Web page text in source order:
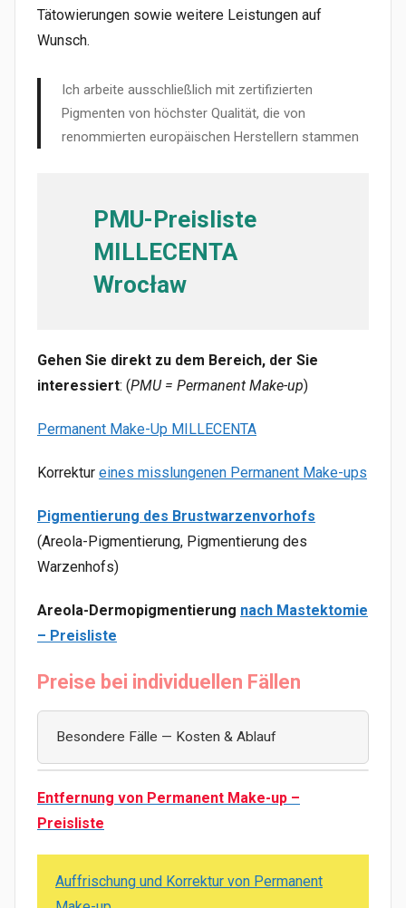
Empfehlungen. Die Ausarbeitung erfolgt in der
Regel am Folgetag.
Die schriftliche Stellungnahme kann Sie bei
weiteren medizinischen oder ästhetischen
Beratungen unterstützen, die Planung
mögliche Entfernung von Permanent Make-up
oder Korrekturen zu treffen.
Tätowierungen sowie weitere Leistungen auf
Wunsch.
Ich arbeite ausschließlich mit zertifizierten
Pigmenten von höchster Qualität, die von
renommierten europäischen Herstellern stammen
PMU-Preisliste
MILLECENTA
Wrocław
Gehen Sie direkt zu dem Bereich, der Sie
interessiert: (PMU = Permanent Make-up)
Permanent Make-Up MILLECENTA
Korrektur eines misslungenen Permanent Make-ups
Pigmentierung des Brustwarzenvorhofs
(Areola-Pigmentierung, Pigmentierung des
Warzenhofs)
Areola-Dermopigmentierung nach Mastektomie
– Preisliste
Preise bei individuellen Fällen
Besondere Fälle — Kosten & Ablauf
Areola-Dermopigmentierung nach
Mastektomie
Über die Behandlung
Für viele Frauen nach einer Mastektomie ist
Entfernung von Permanent Make-up –
Preisliste
Auffrischung und Korrektur von Permanent